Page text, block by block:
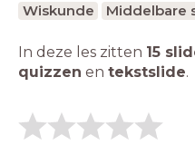
Wiskunde Middelbare
In deze les zitten 15
quizzen en tekstslide.